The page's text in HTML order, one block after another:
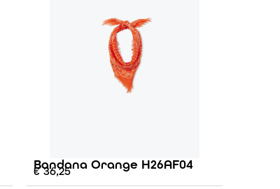
Bandana Orange H26AF04
€36,25